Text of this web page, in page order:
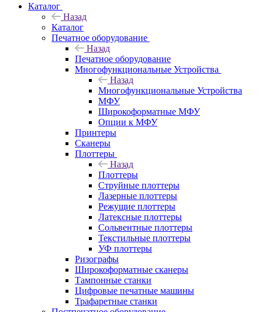
Каталог
Назад
Каталог
Печатное оборудование
Назад
Печатное оборудование
Многофункциональные Устройства
Назад
Многофункциональные Устройства
МФУ
Широкоформатные МФУ
Опции к МФУ
Принтеры
Сканеры
Плоттеры
Назад
Плоттеры
Струйные плоттеры
Лазерные плоттеры
Режущие плоттеры
Латексные плоттеры
Сольвентные плоттеры
Текстильные плоттеры
УФ плоттеры
Ризографы
Широкоформатные сканеры
Тампонные станки
Цифровые печатные машины
Трафаретные станки